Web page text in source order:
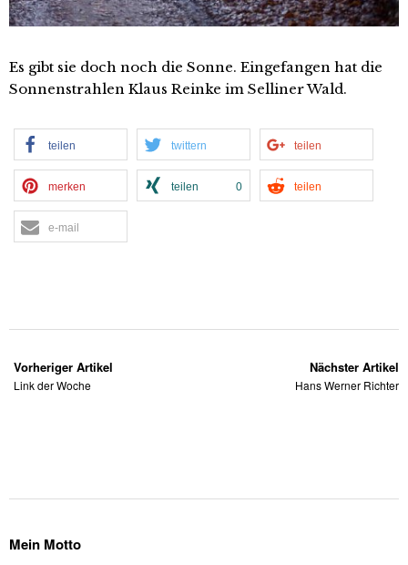
Es gibt sie doch noch die Sonne. Eingefangen hat die
Sonnenstrahlen Klaus Reinke im Selliner Wald.
teilen twittern teilen
merken teilen 0 teilen
e-mail
Vorheriger Artikel
Link der Woche
Nächster Artikel
Hans Werner Richter
Mein Motto